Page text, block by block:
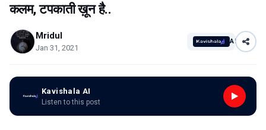
कलम, टपकाती ख़ून है..
Mridul
Jan 31, 2021
AI
Kavishala AI
Listen to this post